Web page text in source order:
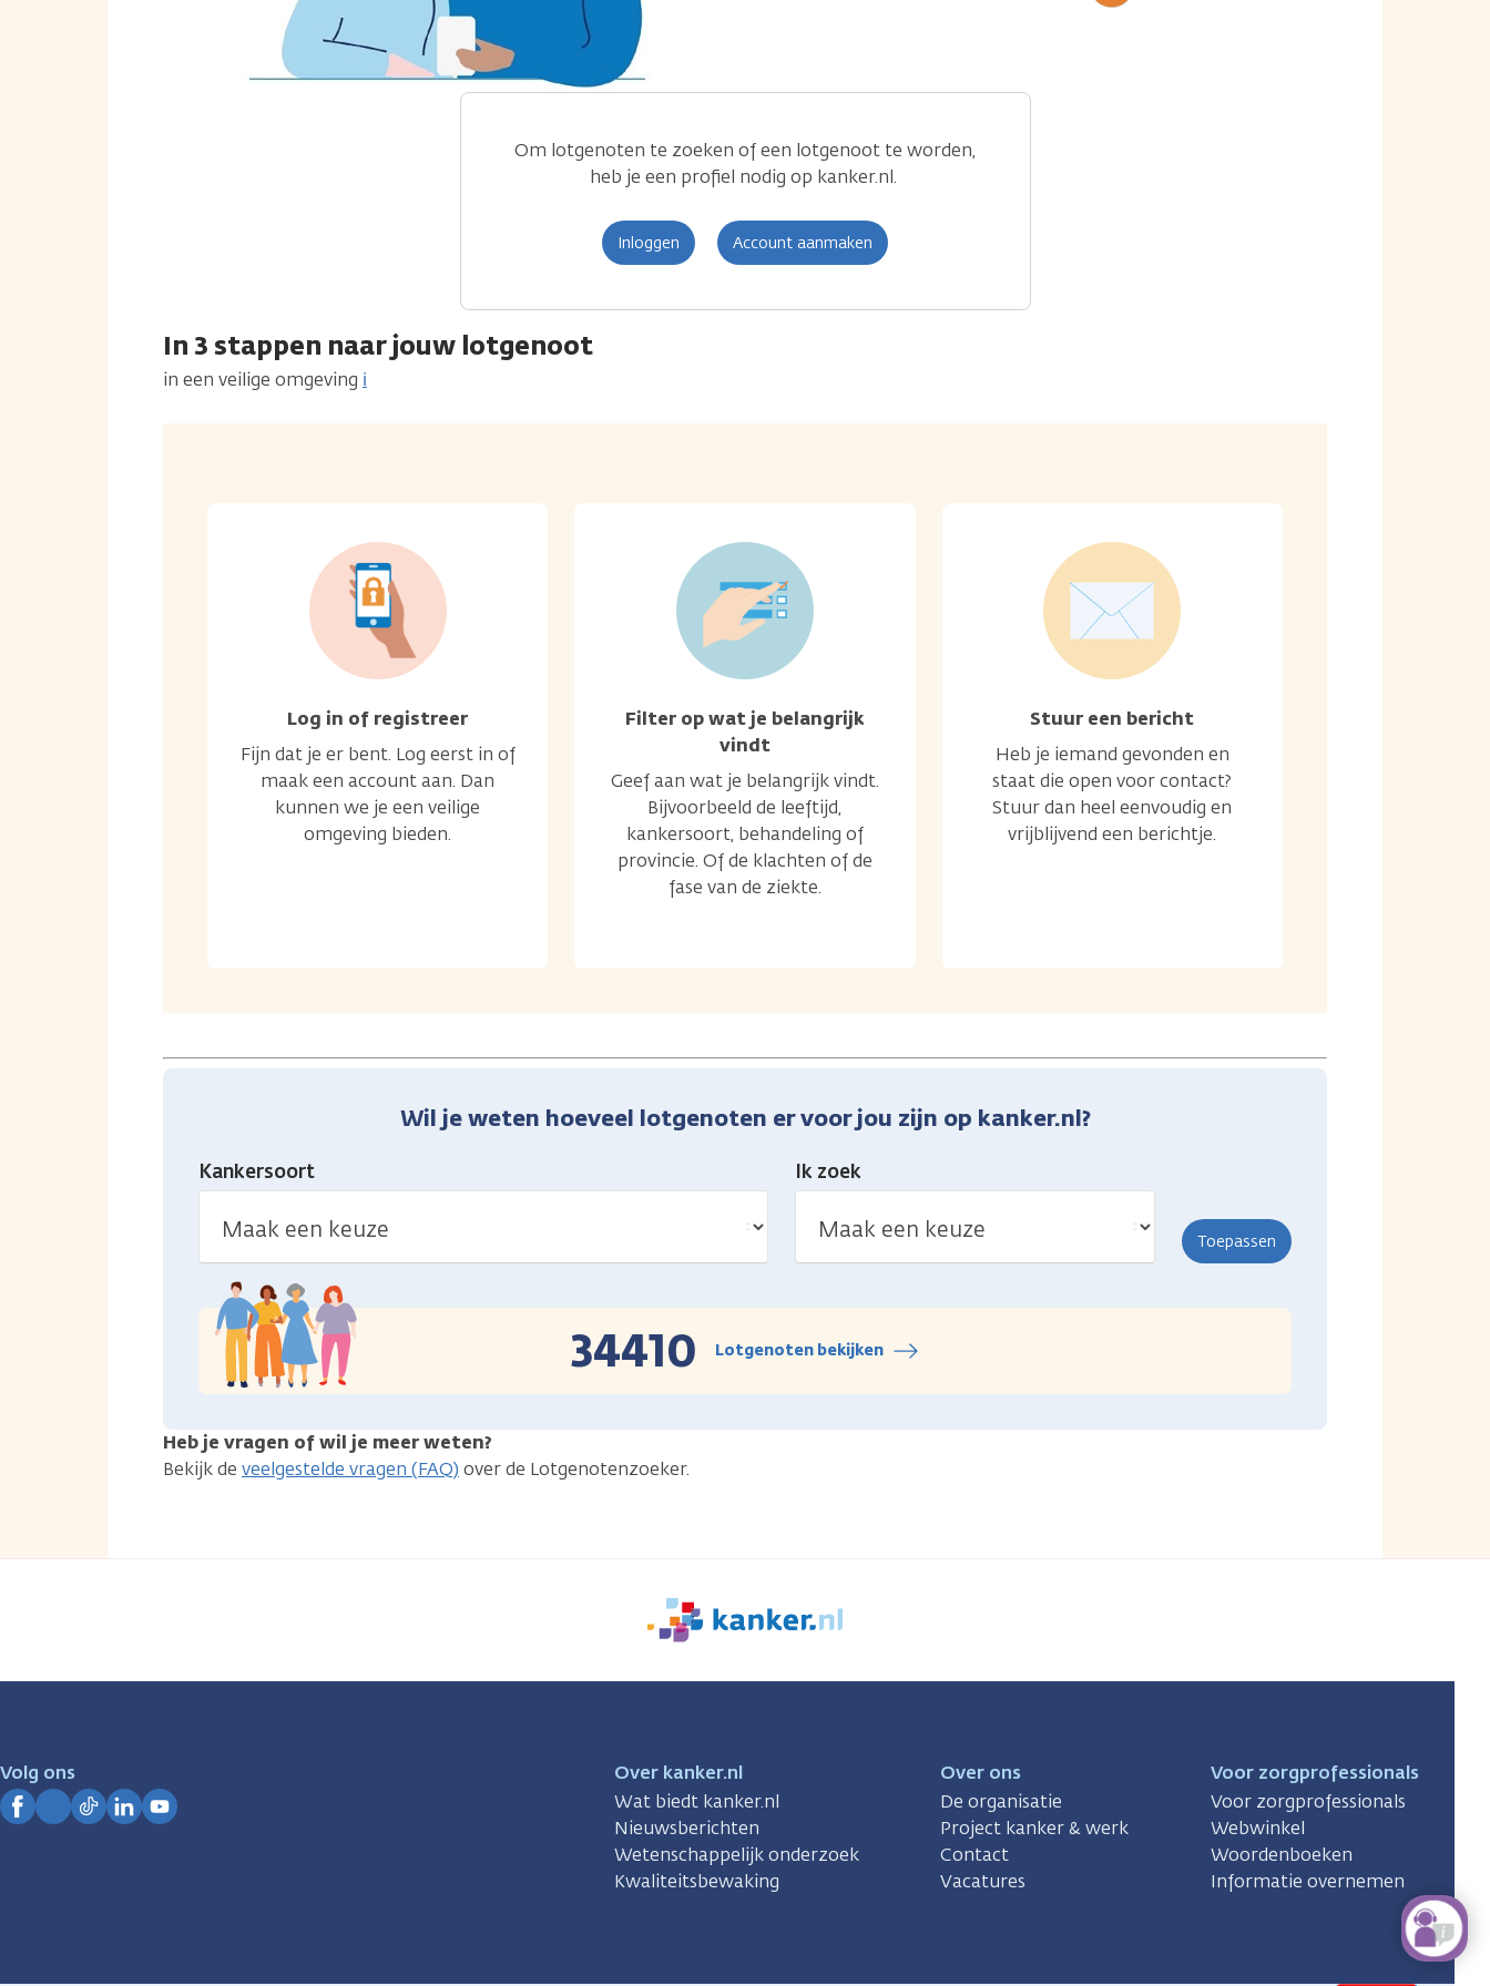
Om lotgenoten te zoeken of een lotgenoot te worden,
heb je een profiel nodig op kanker.nl.
Inloggen Account aanmaken
In 3 stappen naar jouw lotgenoot
in een veilige omgeving ℹ️
Log in of registreer
Fijn dat je er bent. Log eerst in of
maak een account aan. Dan
kunnen we je een veilige
omgeving bieden.
Filter op wat je belangrijk
vindt
Geef aan wat je belangrijk vindt.
Bijvoorbeeld de leeftijd,
kankersoort, behandeling of
provincie. Of de klachten of de
fase van de ziekte.
Stuur een bericht
Heb je iemand gevonden en
staat die open voor contact?
Stuur dan heel eenvoudig en
vrijblijvend een berichtje.
Wil je weten hoeveel lotgenoten er voor jou zijn op kanker.nl?
Kankersoort Ik zoek
Toepassen
34410 Lotgenoten bekijken
Heb je vragen of wil je meer weten?
Bekijk de veelgestelde vragen (FAQ) over de Lotgenotenzoeker.
We
er
Volg ons
Over kanker.nl
Wat biedt kanker.nl
Nieuwsberichten
Wetenschappelijk onderzoek
Kwaliteitsbewaking
Over ons
De organisatie
Project kanker & werk
Contact
Vacatures
Voor zorgprofessionals
Voor zorgprofessionals
Webwinkel
Woordenboeken
Informatie overnemen